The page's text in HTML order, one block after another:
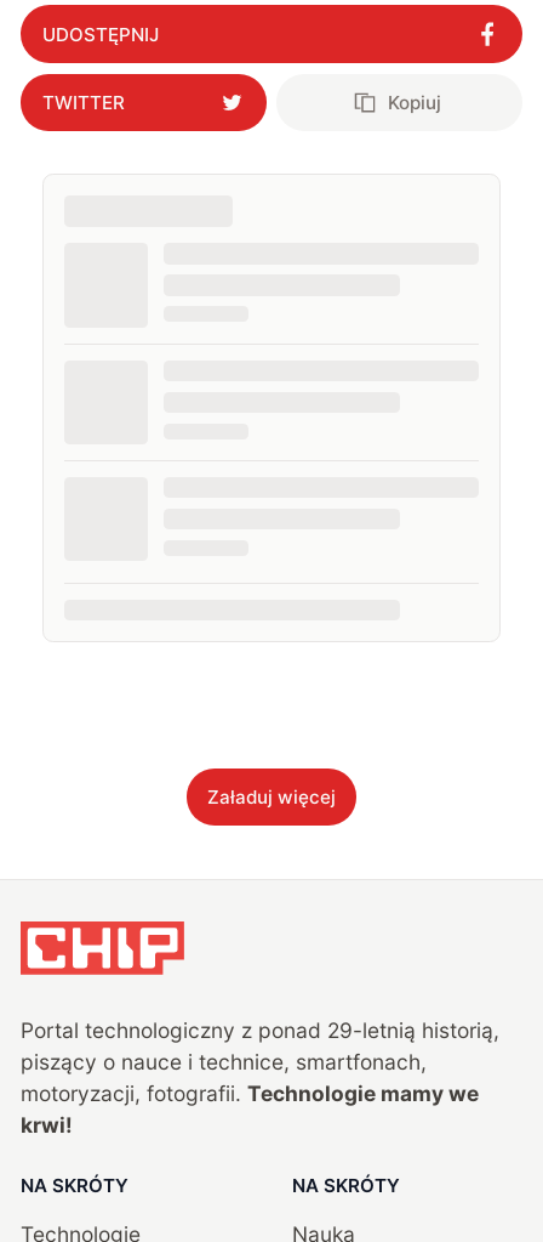
UDOSTĘPNIJ
TWITTER Kopiuj
Załaduj więcej
Portal technologiczny z ponad 29-letnią historią,
piszący o nauce i technice, smartfonach,
motoryzacji, fotografii. Technologie mamy we
krwi!
NA SKRÓTY
Technologie
NA SKRÓTY
Nauka